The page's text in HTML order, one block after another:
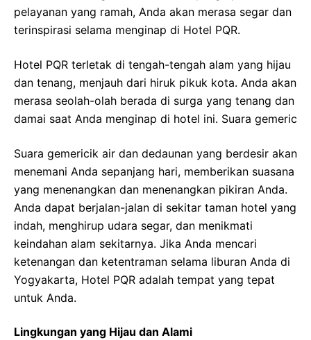
pelayanan yang ramah, Anda akan merasa segar dan
terinspirasi selama menginap di Hotel PQR.
Hotel PQR terletak di tengah-tengah alam yang hijau
dan tenang, menjauh dari hiruk pikuk kota. Anda akan
merasa seolah-olah berada di surga yang tenang dan
damai saat Anda menginap di hotel ini. Suara gemeric
Suara gemericik air dan dedaunan yang berdesir akan
menemani Anda sepanjang hari, memberikan suasana
yang menenangkan dan menenangkan pikiran Anda.
Anda dapat berjalan-jalan di sekitar taman hotel yang
indah, menghirup udara segar, dan menikmati
keindahan alam sekitarnya. Jika Anda mencari
ketenangan dan ketentraman selama liburan Anda di
Yogyakarta, Hotel PQR adalah tempat yang tepat
untuk Anda.
Lingkungan yang Hijau dan Alami